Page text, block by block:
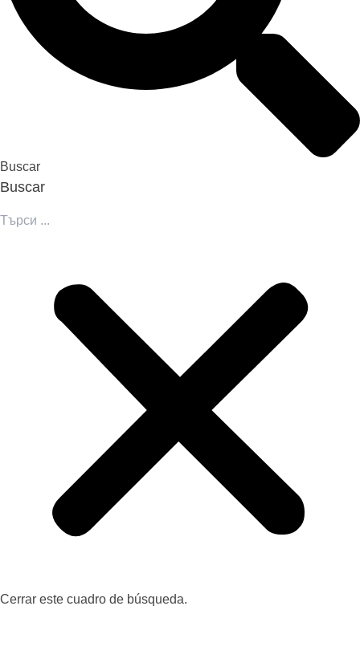
Buscar
Buscar
Cerrar este cuadro de búsqueda.